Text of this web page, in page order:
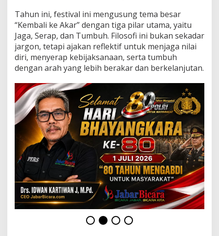
k
a
r
,
M
e
n
g
l
i
M
a
k
n
g
a
e
r
Tahun ini, festival ini mengusung tema besar
“Kembali ke Akar” dengan tiga pilar utama, yaitu
Jaga, Serap, dan Tumbuh. Filosofi ini bukan sekadar
jargon, tetapi ajakan reflektif untuk menjaga nilai
diri, menyerap kebijaksanaan, serta tumbuh
dengan arah yang lebih berakar dan berkelanjutan.